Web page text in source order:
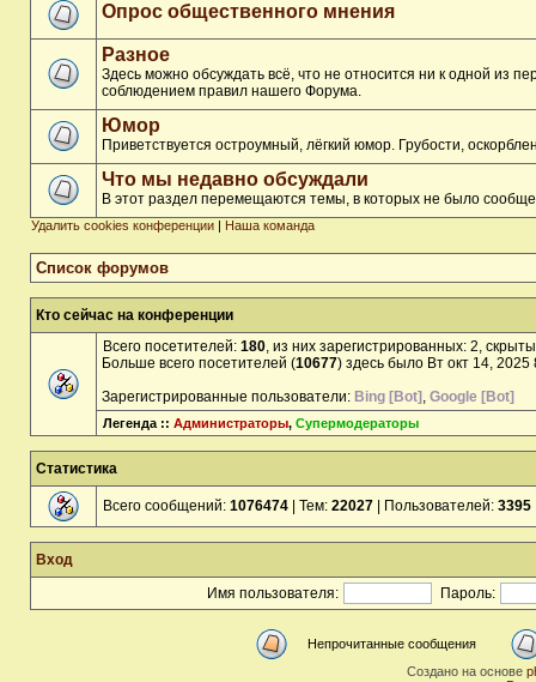
Опрос общественного мнения
Разное
Здесь можно обсуждать всё, что не относится ни к одной из
соблюдением правил нашего Форума.
Юмор
Приветствуется остроумный, лёгкий юмор. Грубости,
Что мы недавно обсуждали
В этот раздел перемещаются темы, в которых не было
Удалить cookies конференции | Наша команда
Список форумов
Кто сейчас на конференции
Всего посетителей: 180, из них зарегистрированных: 2,
Больше всего посетителей (10677) здесь было Вт окт 14, 2025
Зарегистрированные пользователи: Bing [Bot] , Google [Bot]
Легенда :: Администраторы, Супермодераторы
Статистика
Всего сообщений: 1076474 | Тем: 22027 | Пользователей: 3395
Вход
Имя пользователя:
Пароль:
Непрочитанные сообщения
Создано на основе